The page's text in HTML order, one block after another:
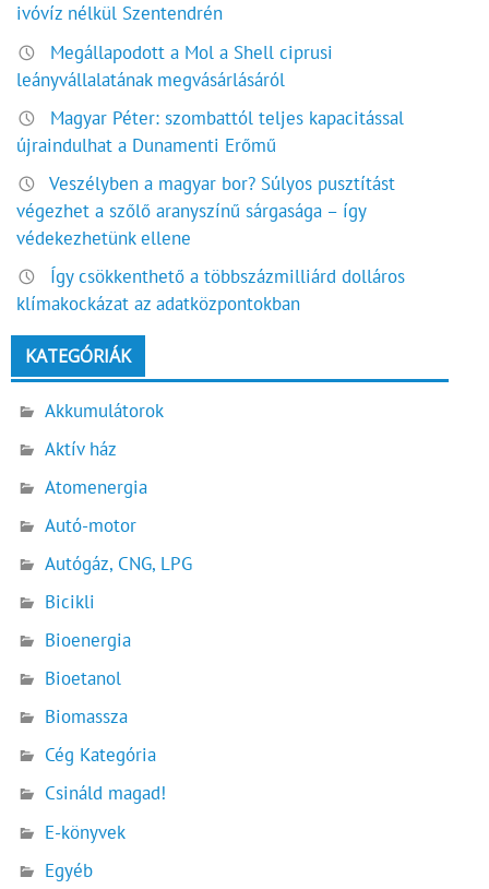
ivóvíz nélkül Szentendrén
Megállapodott a Mol a Shell ciprusi
leányvállalatának megvásárlásáról
Magyar Péter: szombattól teljes kapacitással
újraindulhat a Dunamenti Erőmű
Veszélyben a magyar bor? Súlyos pusztítást
végezhet a szőlő aranyszínű sárgasága – így
védekezhetünk ellene
Így csökkenthető a többszázmilliárd dolláros
klímakockázat az adatközpontokban
KATEGÓRIÁK
Akkumulátorok
Aktív ház
Atomenergia
Autó-motor
Autógáz, CNG, LPG
Bicikli
Bioenergia
Bioetanol
Biomassza
Cég Kategória
Csináld magad!
E-könyvek
Egyéb